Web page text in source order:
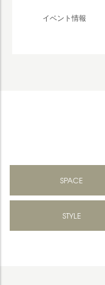
イベント情報
SPACE
STYLE